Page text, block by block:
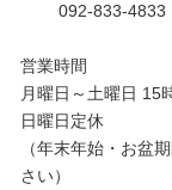
092-833-4833
営業時間
月曜日～土曜日 15
日曜日定休
（年末年始・お盆
さい）